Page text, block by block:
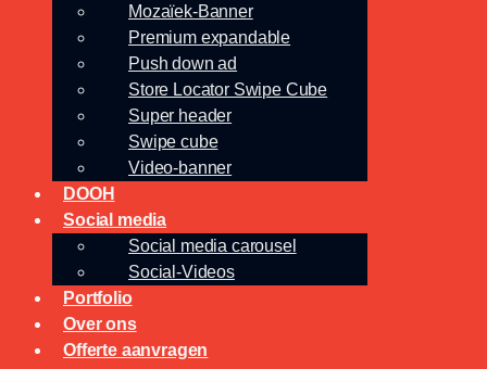
Mozaïek-Banner
Premium expandable
Push down ad
Store Locator Swipe Cube
Super header
Swipe cube
Video-banner
DOOH
Social media
Social media carousel
Social-Videos
Portfolio
Over ons
Offerte aanvragen